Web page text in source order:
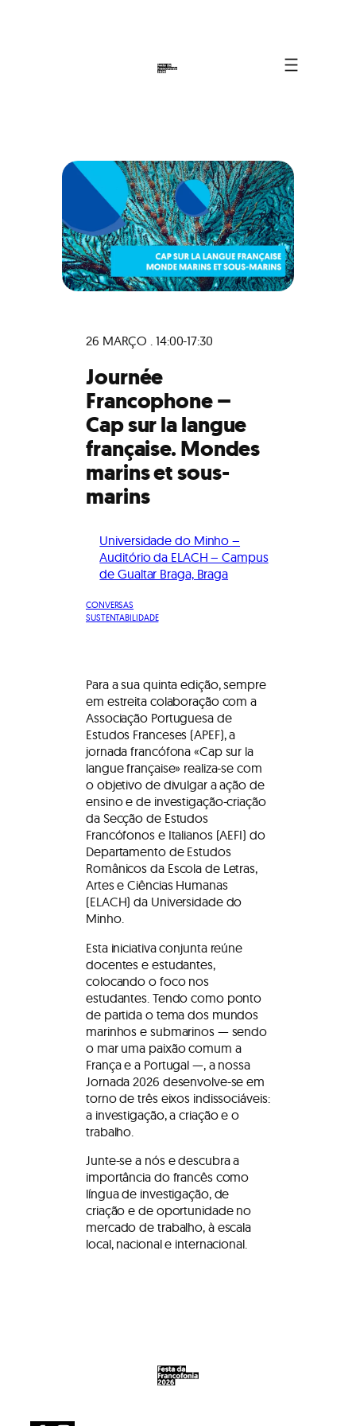
26 MARÇO . 14:00-17:30
Journée
Francophone –
Cap sur la langue
française. Mondes
marins et sous-
marins
Universidade do Minho –
Auditório da ELACH – Campus
de Gualtar Braga, Braga
CONVERSAS
SUSTENTABILIDADE
Para a sua quinta edição, sempre
em estreita colaboração com a
Associação Portuguesa de
Estudos Franceses (APEF), a
jornada francófona «Cap sur la
langue française» realiza-se com
o objetivo de divulgar a ação de
ensino e de investigação-criação
da Secção de Estudos
Francófonos e Italianos (AEFI) do
Departamento de Estudos
Românicos da Escola de Letras,
Artes e Ciências Humanas
(ELACH) da Universidade do
Minho.
Esta iniciativa conjunta reúne
docentes e estudantes,
colocando o foco nos
estudantes. Tendo como ponto
de partida o tema dos mundos
marinhos e submarinos — sendo
o mar uma paixão comum a
França e a Portugal —, a nossa
Jornada 2026 desenvolve-se em
torno de três eixos indissociáveis:
a investigação, a criação e o
trabalho.
Junte-se a nós e descubra a
importância do francês como
língua de investigação, de
criação e de oportunidade no
mercado de trabalho, à escala
local, nacional e internacional.